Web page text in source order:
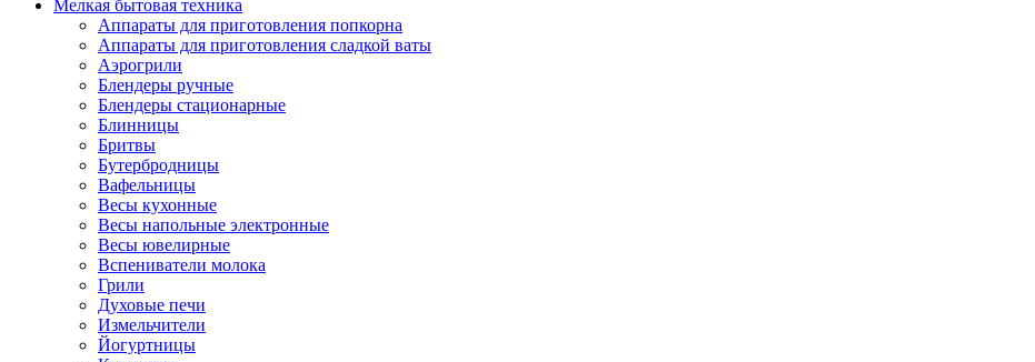
Мелкая бытовая техника
Аппараты для приготовления попкорна
Аппараты для приготовления сладкой ваты
Аэрогрили
Блендеры ручные
Блендеры стационарные
Блинницы
Бритвы
Бутербродницы
Вафельницы
Весы кухонные
Весы напольные электронные
Весы ювелирные
Вспениватели молока
Грили
Духовые печи
Измельчители
Йогуртницы